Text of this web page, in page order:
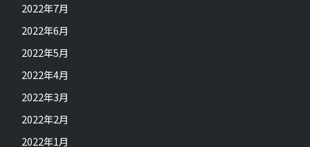
2022年7月
2022年6月
2022年5月
2022年4月
2022年3月
2022年2月
2022年1月